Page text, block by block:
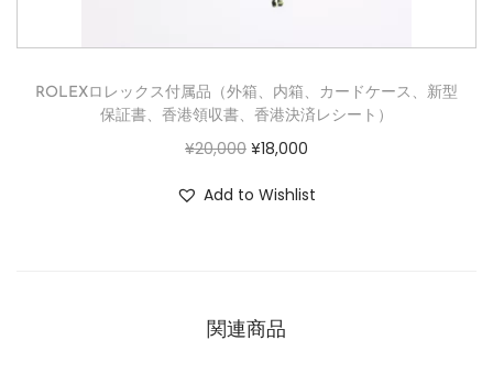
ROLEXロレックス付属品（外箱、内箱、カードケース、新型
保証書、香港領収書、香港決済レシート）
¥20,000 ¥18,000
Add to Wishlist
関連商品